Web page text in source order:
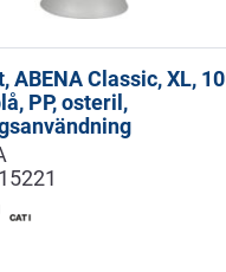
ABENA Classic, XL, 10
PP, osteril,